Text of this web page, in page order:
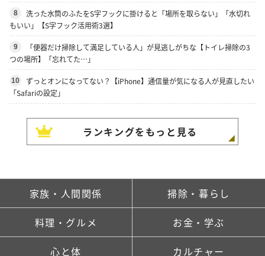
8
洗った水筒のふたをS字フックに掛けると「場所を取らない」「水切れ
もいい」【S字フック活用術3選】
9
「便器だけ掃除して満足している人」が見逃しがちな【トイレ掃除の3
つの場所】「忘れてた…」
10
ずっとオンになってない？【iPhone】通信量が気になる人が見直したい
「Safariの設定」
ランキングをもっと見る
家族・人間関係 掃除・暮らし
料理・グルメ お金・学ぶ
心と体 カルチャー